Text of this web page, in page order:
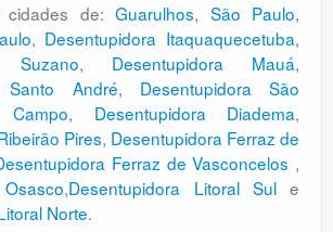
cidades de: Guarulhos, São Paulo,
, Desentupidora Itaquaquecetuba,
Suzano, Desentupidora Mauá,
Santo André, Desentupidora São
, Desentupidora Diadema,
Pires, Desentupidora Ferraz de
Ferraz de Vasconcelos ,
,Desentupidora Litoral Sule
Norte.